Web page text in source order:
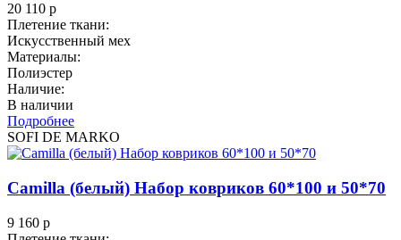
20 110 р
Плетение ткани:
Искусственный мех
Материалы:
Полиэстер
Наличие:
В наличии
Подробнее
SOFI DE MARKO
Camilla (белый) Набор ковриков 60*100 и 50*70
9 160 р